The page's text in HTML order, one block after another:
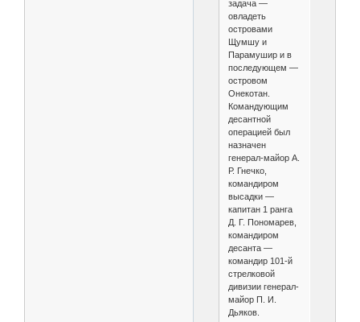
задача —
овладеть
островами
Щумшу и
Парамушир и в
последующем —
островом
Онекотан.
Командующим
десантной
операцией был
назначен
генерал-майор А.
Р. Гнечко,
командиром
высадки —
капитан 1 ранга
Д. Г. Пономарев,
командиром
десанта —
командир 101-й
стрелковой
дивизии генерал-
майор П. И.
Дьяков.